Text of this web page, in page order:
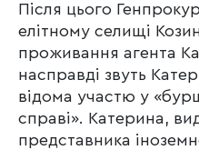
Після цього
елітному селищі
проживання агента
насправді звуть
відома участю у
справі». Катерина,
представника